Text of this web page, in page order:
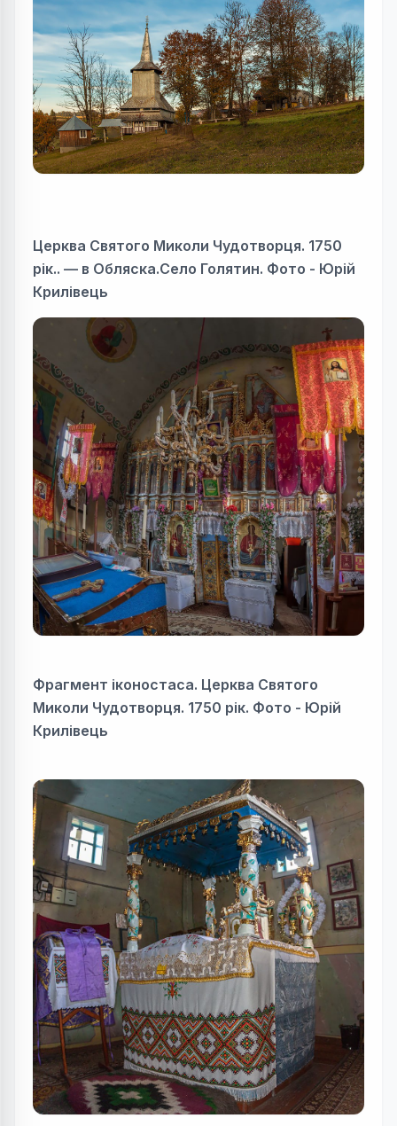
Церква Святого Миколи Чудотворця. 1750
рік.. — в Обляска.Село Голятин. Фото - Юрій
Крилівець
Фрагмент іконостаса. Церква Святого
Миколи Чудотворця. 1750 рік. Фото - Юрій
Крилівець